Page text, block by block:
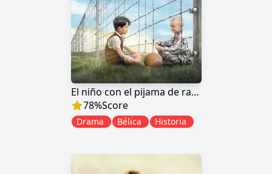
El niño con el pijama de rayas
78%Score
Drama Bélica Historia